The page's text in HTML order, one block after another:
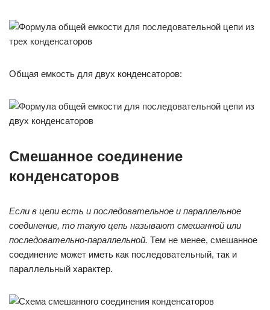
Общая емкость для двух конденсаторов:
Смешанное соединение
конденсаторов
Если в цепи есть и последовательное и параллельное
соединение, то такую цепь называют смешанной или
последовательно-параллельной. Тем не менее, смешанное
соединение может иметь как последовательный, так и
параллельный характер.